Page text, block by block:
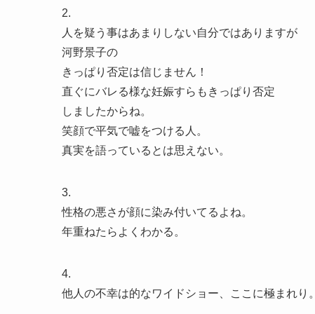
2.
人を疑う事はあまりしない自分ではありますが
河野景子の
きっぱり否定は信じません！
直ぐにバレる様な妊娠すらもきっぱり否定
しましたからね。
笑顔で平気で嘘をつける人。
真実を語っているとは思えない。
3.
性格の悪さが顔に染み付いてるよね。
年重ねたらよくわかる。
4.
他人の不幸は的なワイドショー、ここに極まれり。